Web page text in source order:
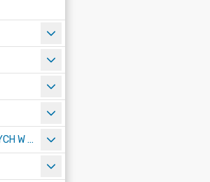
OCHRONA DANYCH OSOBOWYCH W URZĘDZIE MIASTA ŻORY - RODO